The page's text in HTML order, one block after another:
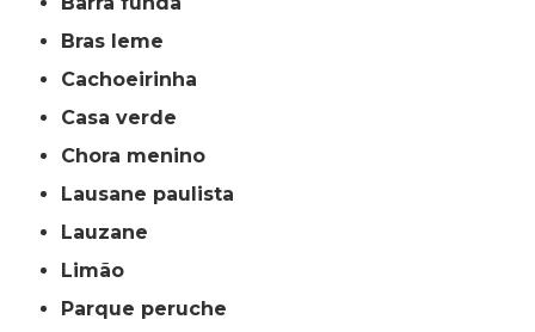
bras leme
cachoeirinha
casa verde
chora menino
lausane paulista
lauzane
limão
parque peruche